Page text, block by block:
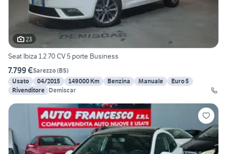
23
Seat Ibiza 1.2 70 CV 5 porte Business
7.799 €Sarezzo(BS)
Usato
04/2015 149000 Km Benzina Manuale
Euro 5
Rivenditore Demiscar